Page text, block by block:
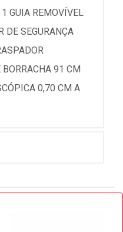
GUIA REMOVÍVEL
DE SEGURANÇA
91 CM
0,70 CM A